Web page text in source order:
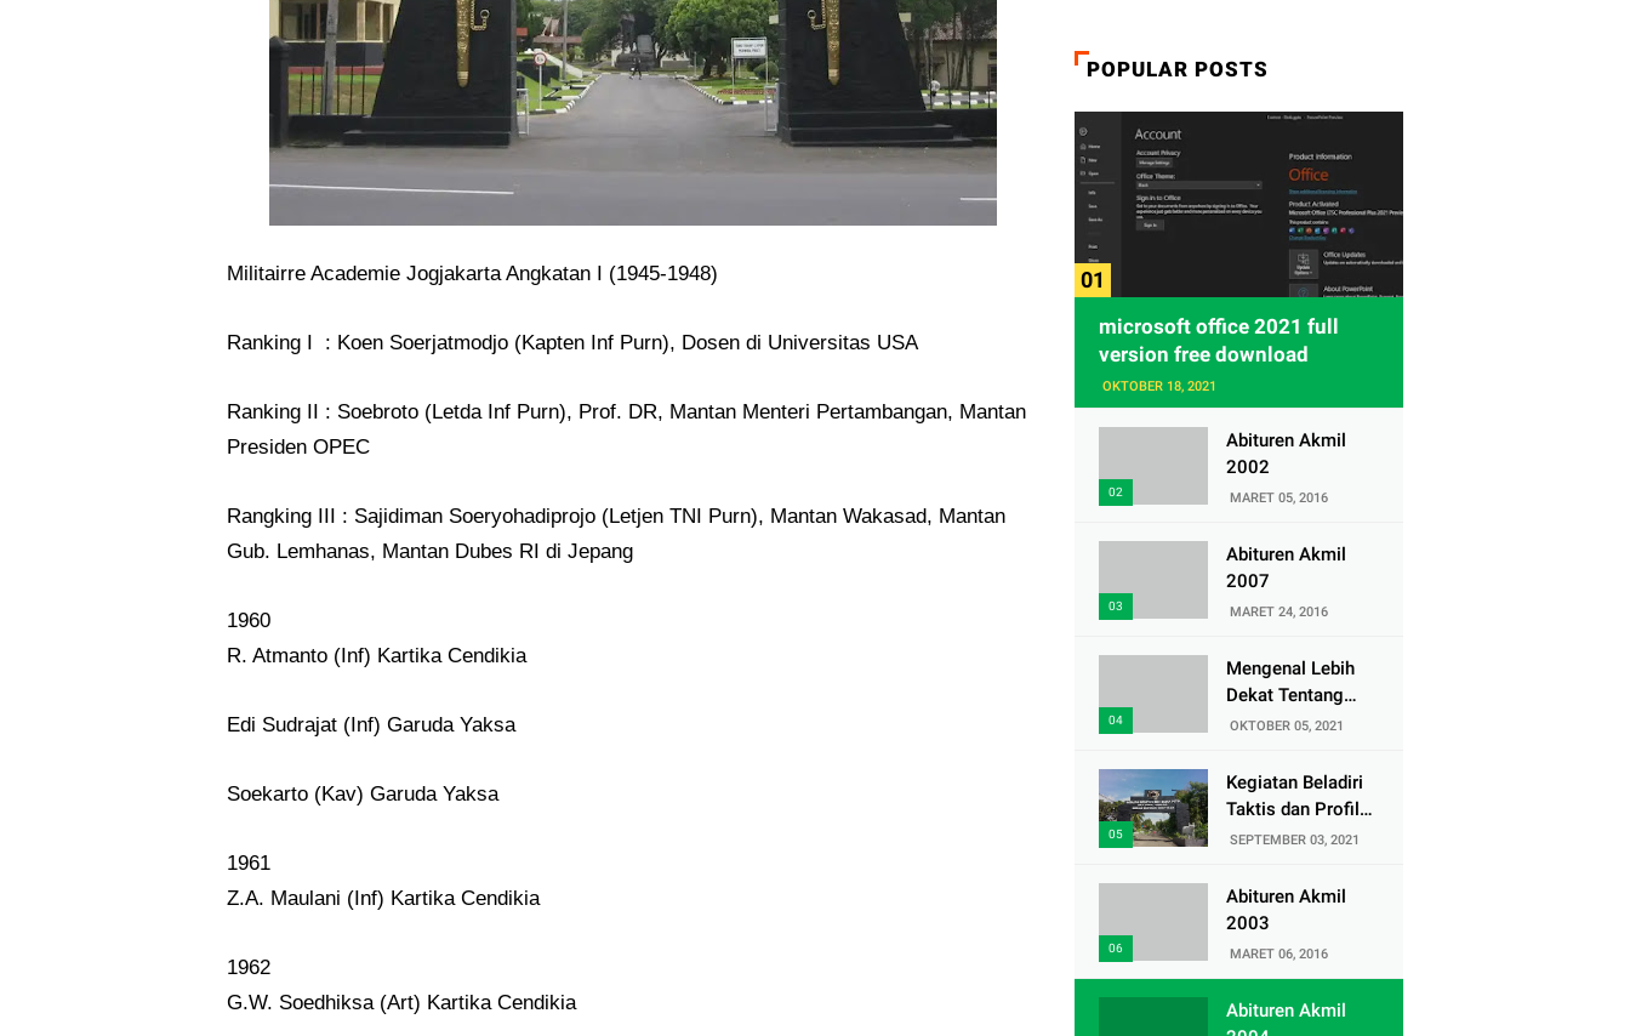
Militairre Academie Jogjakarta Angkatan I (1945-1948)
Ranking I : Koen Soerjatmodjo (Kapten Inf Purn), Dosen di Universitas USA
Ranking II : Soebroto (Letda Inf Purn), Prof. DR, Mantan Menteri Pertambangan, Mantan
Presiden OPEC
Rangking III : Sajidiman Soeryohadiprojo (Letjen TNI Purn), Mantan Wakasad, Mantan
Gub. Lemhanas, Mantan Dubes RI di Jepang
1960
R. Atmanto (Inf) Kartika Cendikia
Edi Sudrajat (Inf) Garuda Yaksa
Soekarto (Kav) Garuda Yaksa
1961
Z.A. Maulani (Inf) Kartika Cendikia
1962
G.W. Soedhiksa (Art) Kartika Cendikia
POPULAR POSTS
microsoft office 2021 full
version free download
OKTOBER 18, 2021
Abituren Akmil
2002
MARET 05, 2016
Abituren Akmil
2007
MARET 24, 2016
Mengenal Lebih
Dekat Tentang
Pasukan Elite
OKTOBER 05, 2021
Kegiatan Beladiri
Taktis dan Profil
Satuan Yonif
SEPTEMBER 03, 2021
Abituren Akmil
2003
MARET 06, 2016
Abituren Akmil